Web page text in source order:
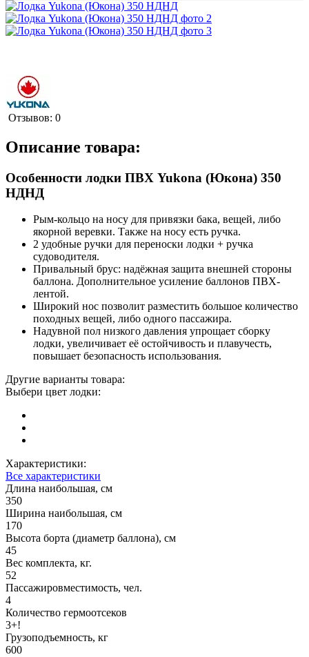
Отзывов: 0
Описание товара:
Особенности лодки ПВХ Yukona (Юкона) 350
НДНД
Рым-кольцо на носу для привязки бака, вещей, либо
якорной веревки. Также на носу есть ручка.
2 удобные ручки для переноски лодки + ручка
судоводителя.
Привальный брус: надёжная защита внешней стороны
баллона. Дополнительное усиление баллонов ПВХ-
лентой.
Широкий нос позволит разместить большое количество
походных вещей, либо одного пассажира.
Надувной пол низкого давления упрощает сборку
лодки, увеличивает её остойчивость и плавучесть,
повышает безопасность использования.
Другие варианты товара:
Выбери цвет лодки:
Характеристики:
Все характеристики
Длина наибольшая, см
350
Ширина наибольшая, см
170
Высота борта (диаметр баллона), см
45
Вес комплекта, кг.
52
Пассажировместимость, чел.
4
Количество гермоотсеков
3+!
Грузоподъемность, кг
600